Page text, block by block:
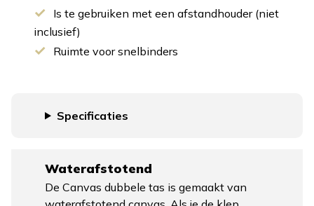
Is te gebruiken met een afstandhouder (niet
inclusief)
Ruimte voor snelbinders
Specificaties
Waterafstotend
De Canvas dubbele tas is gemaakt van